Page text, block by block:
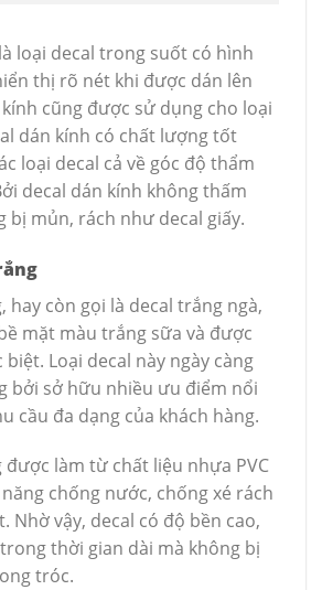
loại decal trong suốt có hình
thị rõ nét khi được dán lên
cũng được sử dụng cho loại
dán kính có chất lượng tốt
loại decal cả về góc độ thẩm
decal dán kính không thấm
bị mủn, rách như decal giấy.
hay còn gọi là decal trắng ngà,
mặt màu trắng sữa và được
Loại decal này ngày càng
bởi sở hữu nhiều ưu điểm nổi
cầu đa dạng của khách hàng.
được làm từ chất liệu nhựa PVC
chống nước, chống xé rách
Nhờ vậy, decal có độ bền cao,
thời gian dài mà không bị
tróc.